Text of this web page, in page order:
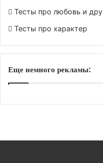
Тесты про любовь и
Тесты про характер
Еще немного рекламы: